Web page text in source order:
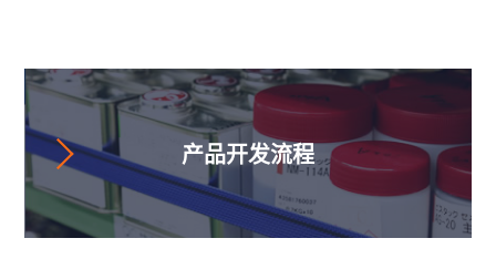
产品开发流程